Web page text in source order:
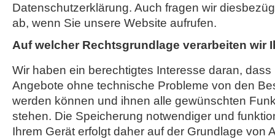
Datenschutzerklärung. Auch fragen wir
ab, wenn Sie unsere Website aufrufen.
Auf welcher Rechtsgrundlage verarbeiten wir
Wir haben ein berechtigtes Interesse daran,
Angebote ohne technische Probleme von den
werden können und ihnen alle gewünschten
stehen. Die Speicherung notwendiger und
Ihrem Gerät erfolgt daher auf der Grundlage von